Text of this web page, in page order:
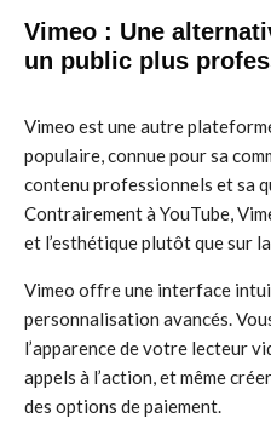
Vimeo : Une
un public plus
Vimeo est une autre
populaire, connue pour sa
contenu professionnels et sa
Contrairement à YouTube,
et l’esthétique plutôt que sur
Vimeo offre une interface
personnalisation avancés.
l’apparence de votre lecteur
appels à l’action, et même
des options de paiement.